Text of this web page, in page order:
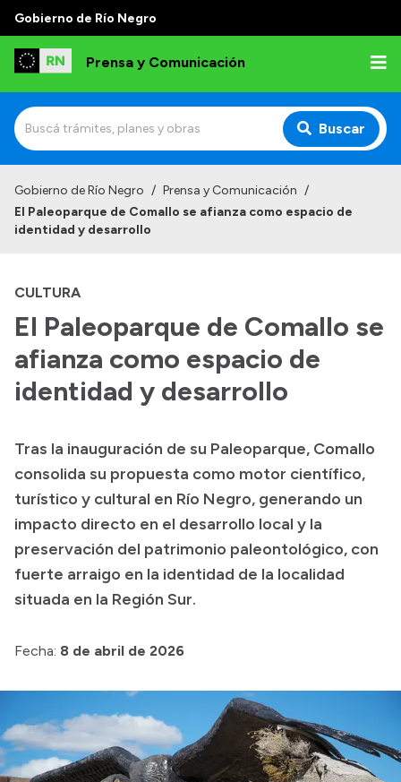
Gobierno de Río Negro
Prensa y Comunicación
Buscar
Institucional
Referentes de prensa
Archivo de noticias
Transparencia
Boletín Oficial
Compras y licitaciones
Consulta de expedientes
Consulta de pago a proveedores
Convocatorias
Intranet
Gobierno de Río Negro / Prensa y Comunicación /
El Paleoparque de Comallo se afianza como espacio de
identidad y desarrollo
CULTURA
El Paleoparque de Comallo se
afianza como espacio de
identidad y desarrollo
Tras la inauguración de su Paleoparque, Comallo
consolida su propuesta como motor científico,
turístico y cultural en Río Negro, generando un
impacto directo en el desarrollo local y la
preservación del patrimonio paleontológico, con
fuerte arraigo en la identidad de la localidad
situada en la Región Sur.
Fecha: 8 de abril de 2026